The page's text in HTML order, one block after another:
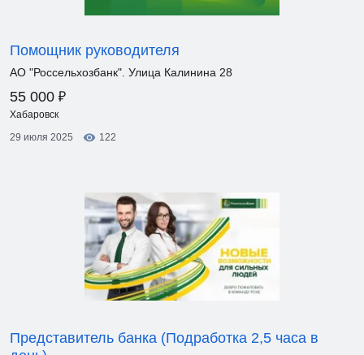
Помощник руководителя
АО "Россельхозбанк". Улица Калинина 28
55 000 ₽
Хабаровск
29 июля 2025
122
Представитель банка (Подработка 2,5 часа в